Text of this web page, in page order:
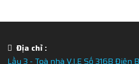
Địa chỉ :
Lầu 3 - Toà nhà V.I.E Số 316B Điện